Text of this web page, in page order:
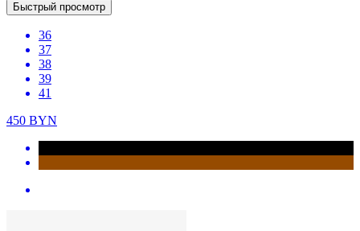
Быстрый просмотр
36
37
38
39
41
450 BYN